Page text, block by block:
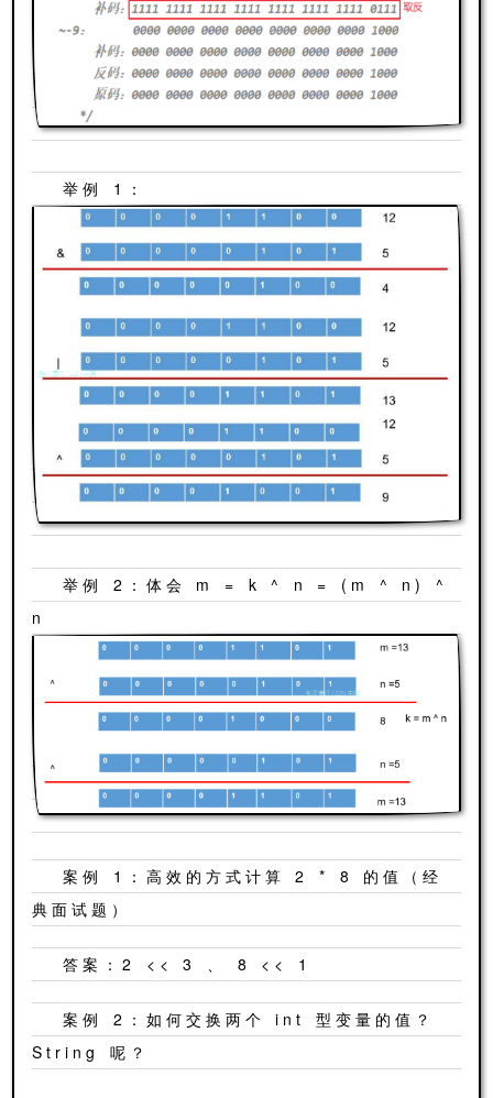
举例 1：
举例 2：体会 m = k ^ n = (m ^ n) ^
n
案例 1：高效的方式计算 2 * 8 的值（经
典面试题）
答案：2 << 3 、 8 << 1
案例 2：如何交换两个 int 型变量的值？
String 呢？